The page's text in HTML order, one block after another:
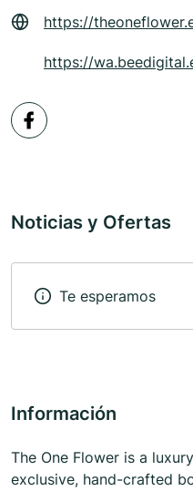
https://
https://
Noticias y Ofertas
Te esperamos
Información
The One Flower is a
exclusive, hand-crafted